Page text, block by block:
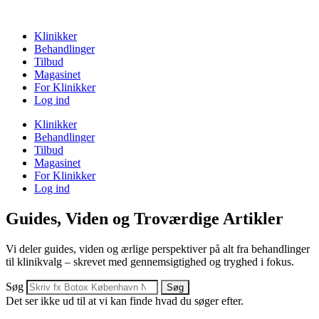
Klinikker
Behandlinger
Tilbud
Magasinet
For Klinikker
Log ind
Klinikker
Behandlinger
Tilbud
Magasinet
For Klinikker
Log ind
Guides, Viden og Troværdige Artikler
Vi deler guides, viden og ærlige perspektiver på alt fra behandlinger
til klinikvalg – skrevet med gennemsigtighed og tryghed i fokus.
Søg Søg
Det ser ikke ud til at vi kan finde hvad du søger efter.